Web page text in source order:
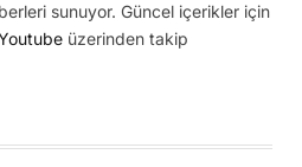
sunuyor. Güncel içerikler için
üzerinden takip